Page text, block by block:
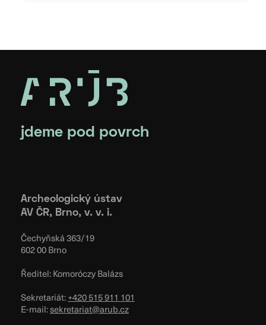
jdeme pod povrch
Archeologický ústav
AV ČR, Brno, v. v. i.
Čechyňská 363/19
602 00 Brno
Ředitel: Komoróczy Balázs
Sekretariát:+420 515 911 101
E-mail:sekretariat@arub.cz